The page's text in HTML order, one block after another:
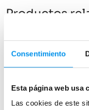
Consentimiento
Esta página web usa
Las cookies de este
Productos
-28%OFERTA